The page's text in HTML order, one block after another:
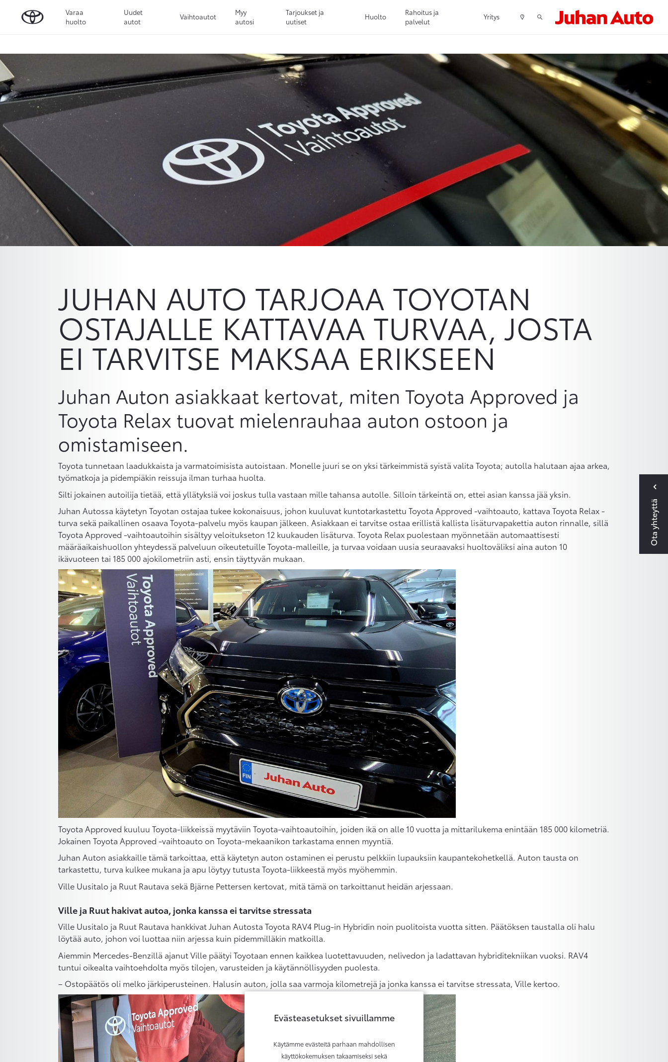
Varaa
huolto
Uudet
autot
Vaihtoautot
Myy
autosi
Tarjoukset ja
uutiset
Huolto
Rahoitus ja
palvelut
Yritys
Ota yhteyttä
JUHAN AUTO TARJOAA TOYOTAN
OSTAJALLE KATTAVAA TURVAA, JOSTA
EI TARVITSE MAKSAA ERIKSEEN
Juhan Auton asiakkaat kertovat, miten Toyota Approved ja
Toyota Relax tuovat mielenrauhaa auton ostoon ja
omistamiseen.
Toyota tunnetaan laadukkaista ja varmatoimisista autoistaan. Monelle juuri se on yksi tärkeimmistä syistä valita Toyota; autolla halutaan ajaa arkea,
työmatkoja ja pidempiäkin reissuja ilman turhaa huolta.
Silti jokainen autoilija tietää, että yllätyksiä voi joskus tulla vastaan mille tahansa autolle. Silloin tärkeintä on, ettei asian kanssa jää yksin.
Juhan Autossa käytetyn Toyotan ostajaa tukee kokonaisuus, johon kuuluvat kuntotarkastettu Toyota Approved -vaihtoauto, kattava Toyota Relax -
turva sekä paikallinen osaava Toyota-palvelu myös kaupan jälkeen. Asiakkaan ei tarvitse ostaa erillistä kallista lisäturvapakettia auton rinnalle, sillä
Toyota Approved -vaihtoautoihin sisältyy veloitukseton 12 kuukauden lisäturva. Toyota Relax puolestaan myönnetään automaattisesti
määräaikaishuollon yhteydessä palveluun oikeutetuille Toyota-malleille, ja turvaa voidaan uusia seuraavaksi huoltoväliksi aina auton 10
ikävuoteen tai 185 000 ajokilometriin asti, ensin täyttyvän mukaan.
Toyota Approved kuuluu Toyota-liikkeissä myytäviin Toyota-vaihtoautoihin, joiden ikä on alle 10 vuotta ja mittarilukema enintään 185 000 kilometriä.
Jokainen Toyota Approved -vaihtoauto on Toyota-mekaanikon tarkastama ennen myyntiä.
Juhan Auton asiakkaille tämä tarkoittaa, että käytetyn auton ostaminen ei perustu pelkkiin lupauksiin kaupantekohetkellä. Auton tausta on
tarkastettu, turva kulkee mukana ja apu löytyy tutusta Toyota-liikkeestä myös myöhemmin.
Ville Uusitalo ja Ruut Rautava sekä Bjärne Pettersen kertovat, mitä tämä on tarkoittanut heidän arjessaan.
Ville ja Ruut hakivat autoa, jonka kanssa ei tarvitse stressata
Ville Uusitalo ja Ruut Rautava hankkivat Juhan Autosta Toyota RAV4 Plug-in Hybridin noin puolitoista vuotta sitten. Päätöksen taustalla oli halu
löytää auto, johon voi luottaa niin arjessa kuin pidemmilläkin matkoilla.
Aiemmin Mercedes-Benzillä ajanut Ville päätyi Toyotaan ennen kaikkea luotettavuuden, nelivedon ja ladattavan hybriditekniikan vuoksi. RAV4
tuntui oikealta vaihtoehdolta myös tilojen, varusteiden ja käytännöllisyyden puolesta.
– Ostopäätös oli melko järkiperusteinen. Halusin auton, jolla saa varmoja kilometrejä ja jonka kanssa ei tarvitse stressata, Ville kertoo.
Evästeasetukset sivuillamme
Käytämme evästeitä parhaan mahdollisen
käyttökokemuksen takaamiseksi sekä